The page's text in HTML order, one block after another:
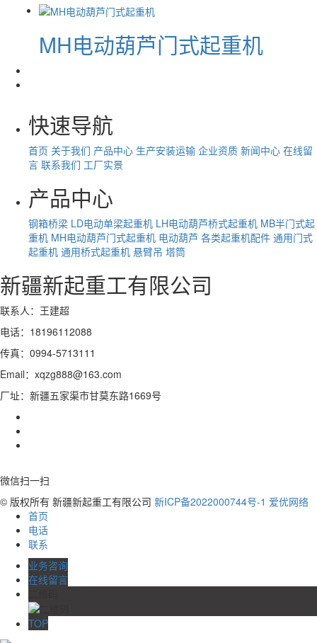
MH电动葫芦门式起重机
快速导航
首页 关于我们 产品中心 生产安装运输 企业资质 新闻中心 在线留
言 联系我们 工厂实景
产品中心
钢箱桥梁 LD电动单梁起重机 LH电动葫芦桥式起重机 MB半门式起
重机 MH电动葫芦门式起重机 电动葫芦 各类起重机配件 通用门式
起重机 通用桥式起重机 悬臂吊 塔筒
新疆新起重工有限公司
联系人：王建超
电话：18196112088
传真：0994-5713111
Email：xqzg888@163.com
厂址：新疆五家渠市甘莫东路1669号
微信扫一扫
© 版权所有 新疆新起重工有限公司 新ICP备2022000744号-1 爱优网络
首页
电话
联系
业务咨询
在线留言
TOP